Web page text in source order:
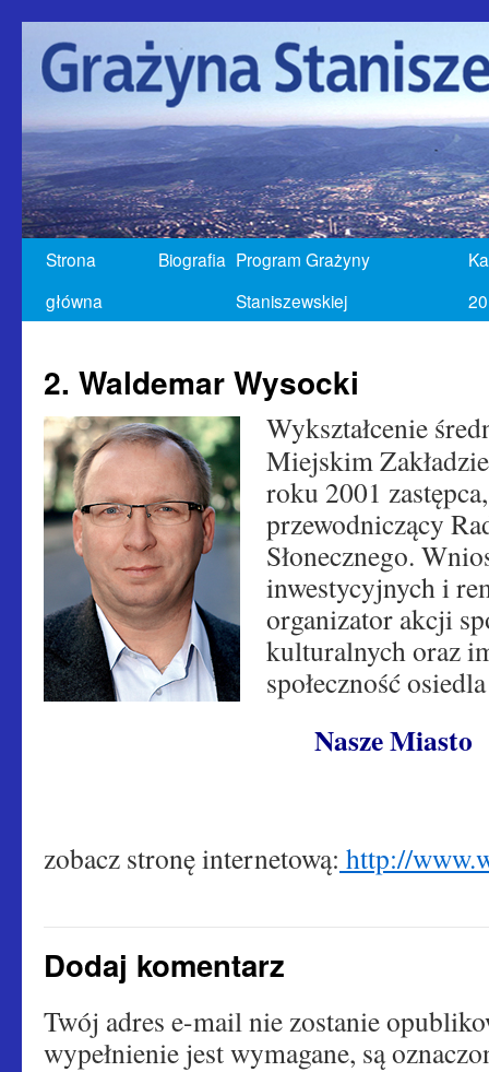
Strona
główna
Biografia Program Grażyny
Staniszewskiej
2. Waldemar Wysocki
Wykształcenie
Miejskim
roku 2001
przewodniczący
Słonecznego.
inwestycyjnych i
organizator akcji
kulturalnych oraz
społeczność
NaszeMiasto
zobacz stronę internetową: http://
Dodaj komentarz
Twój adres e-mail nie zostanie
wypełnienie jest wymagane, są